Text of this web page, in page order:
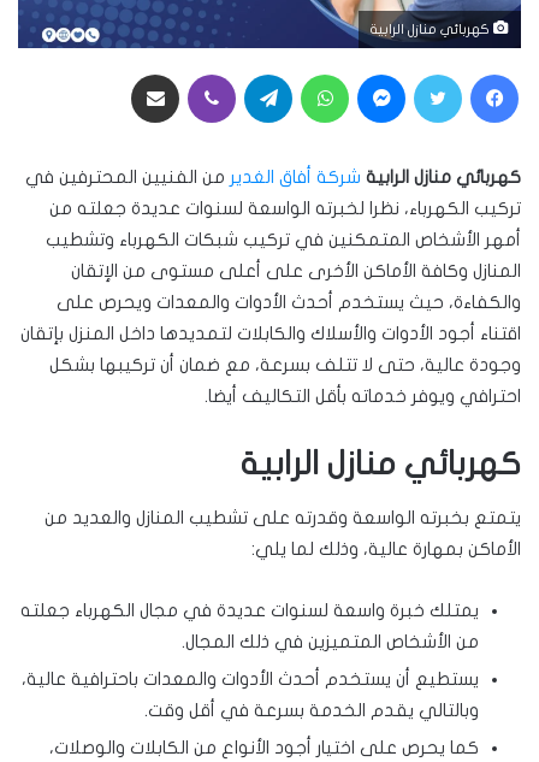
كهربائي منازل الرابية
كهربائي منازل الرابية شركة أفاق الغدير من الفنيين المحترفين في
تركيب الكهرباء، نظرا لخبرته الواسعة لسنوات عديدة جعلته من
أمهر الأشخاص المتمكنين في تركيب شبكات الكهرباء وتشطيب
المنازل وكافة الأماكن الأخرى على أعلى مستوى من الإتقان
والكفاءة، حيث يستخدم أحدث الأدوات والمعدات ويحرص على
اقتناء أجود الأدوات والأسلاك والكابلات لتمديدها داخل المنزل بإتقان
وجودة عالية، حتى لا تتلف بسرعة، مع ضمان أن تركيبها بشكل
احترافي ويوفر خدماته بأقل التكاليف أيضا.
كهربائي منازل الرابية
يتمتع بخبرته الواسعة وقدرته على تشطيب المنازل والعديد من
الأماكن بمهارة عالية، وذلك لما يلي:
يمتلك خبرة واسعة لسنوات عديدة في مجال الكهرباء جعلته
من الأشخاص المتميزين في ذلك المجال.
يستطيع أن يستخدم أحدث الأدوات والمعدات باحترافية عالية،
وبالتالي يقدم الخدمة بسرعة في أقل وقت.
كما يحرص على اختيار أجود الأنواع من الكابلات والوصلات،